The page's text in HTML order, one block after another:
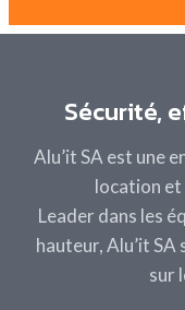
Sécurité,
Alu’it SA est une
location et
Leader dans les
hauteur, Alu’it
sur